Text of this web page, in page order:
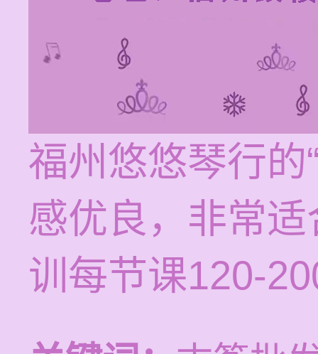
福州悠悠琴行的
感优良，非常
训每节课120-